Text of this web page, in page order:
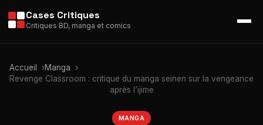
Cases Critiques
Critiques BD, manga et comics
Accueil
Manga
Revenge Classroom : critique du manga seinen sur la vengeance
après l’ijime
MANGA